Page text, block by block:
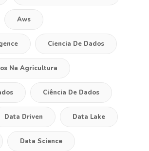
Aws
Ciencia De Dados
Na Agricultura
Ciência De Dados
Data Driven Data Lake
Data Science